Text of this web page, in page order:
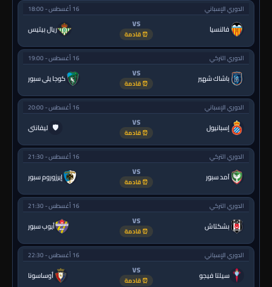
الدوري الإسباني 16 أغسطس - 18:00
فالنسيا VS
⏰ قادمة ريال بيتيس
الدوري التركي 16 أغسطس - 19:00
باشاك شهير VS
⏰ قادمة كوجا يلي سبور
الدوري الإسباني 16 أغسطس - 20:00
إسبانيول VS
⏰ قادمة ليفانتي 🛡
الدوري التركي 16 أغسطس - 21:30
آمد سبور VS
⏰ قادمة إيرزوروم سبور
الدوري التركي 16 أغسطس - 21:30
بشكتاش VS
⏰ قادمة أيوب سبور
الدوري الإسباني 16 أغسطس - 22:30
سيلتا فيجو VS
⏰ قادمة أوساسونا